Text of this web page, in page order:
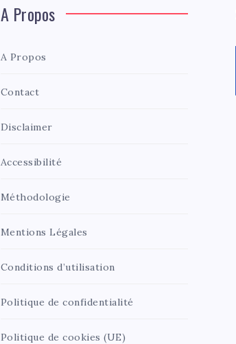
A Propos
A Propos
Contact
Disclaimer
Accessibilité
Méthodologie
Mentions Légales
Conditions d’utilisation
Politique de confidentialité
Politique de cookies (UE)